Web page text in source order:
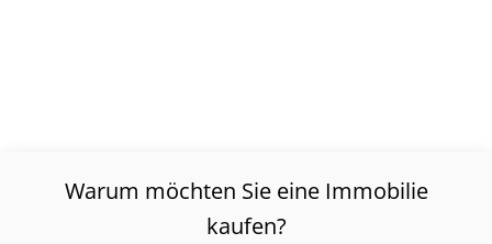
Warum möchten Sie eine Immobilie
kaufen?